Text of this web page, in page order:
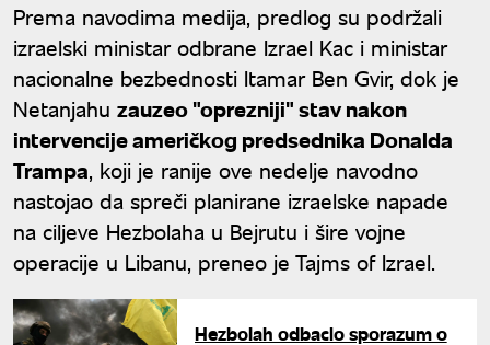
Prema navodima medija, predlog su podržali
izraelski ministar odbrane Izrael Kac i ministar
nacionalne bezbednosti Itamar Ben Gvir, dok je
Netanjahu zauzeo "oprezniji" stav nakon
intervencije američkog predsednika Donalda
Trampa, koji je ranije ove nedelje navodno
nastojao da spreči planirane izraelske napade
na ciljeve Hezbolaha u Bejrutu i šire vojne
operacije u Libanu, preneo je Tajms of Izrael.
Hezbolah odbacio sporazum o